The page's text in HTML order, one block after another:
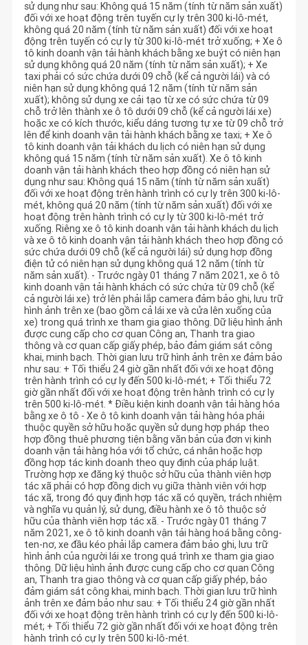
sử dụng như sau: Không quá 15 năm (tính từ năm sản xuất)
đối với xe hoạt động trên tuyến cự ly trên 300 ki-lô-mét,
không quá 20 năm (tính từ năm sản xuất) đối với xe hoạt
động trên tuyến có cự ly từ 300 ki-lô-mét trở xuống; + Xe ô
tô kinh doanh vận tải hành khách bằng xe buýt có niên hạn
sử dụng không quá 20 năm (tính từ năm sản xuất); + Xe
taxi phải có sức chứa dưới 09 chỗ (kể cả người lái) và có
niên hạn sử dụng không quá 12 năm (tính từ năm sản
xuất); không sử dụng xe cải tạo từ xe có sức chứa từ 09
chỗ trở lên thành xe ô tô dưới 09 chỗ (kể cả người lái xe)
hoặc xe có kích thước, kiểu dáng tương tự xe từ 09 chỗ trở
lên để kinh doanh vận tải hành khách bằng xe taxi; + Xe ô
tô kinh doanh vận tải khách du lịch có niên hạn sử dụng
không quá 15 năm (tính từ năm sản xuất). Xe ô tô kinh
doanh vận tải hành khách theo hợp đồng có niên hạn sử
dụng như sau: Không quá 15 năm (tính từ năm sản xuất)
đối với xe hoạt động trên hành trình có cự ly trên 300 ki-lô-
mét, không quá 20 năm (tính từ năm sản xuất) đối với xe
hoạt động trên hành trình có cự ly từ 300 ki-lô-mét trở
xuống. Riêng xe ô tô kinh doanh vận tải hành khách du lịch
và xe ô tô kinh doanh vận tải hành khách theo hợp đồng có
sức chứa dưới 09 chỗ (kể cả người lái) sử dụng hợp đồng
điện tử có niên hạn sử dụng không quá 12 năm (tính từ
năm sản xuất). - Trước ngày 01 tháng 7 năm 2021, xe ô tô
kinh doanh vận tải hành khách có sức chứa từ 09 chỗ (kể
cả người lái xe) trở lên phải lắp camera đảm bảo ghi, lưu trữ
hình ảnh trên xe (bao gồm cả lái xe và cửa lên xuống của
xe) trong quá trình xe tham gia giao thông. Dữ liệu hình ảnh
được cung cấp cho cơ quan Công an, Thanh tra giao
thông và cơ quan cấp giấy phép, bảo đảm giám sát công
khai, minh bạch. Thời gian lưu trữ hình ảnh trên xe đảm bảo
như sau: + Tối thiểu 24 giờ gần nhất đối với xe hoạt động
trên hành trình có cự ly đến 500 ki-lô-mét; + Tối thiểu 72
giờ gần nhất đối với xe hoạt động trên hành trình có cự ly
trên 500 ki-lô-mét. * Điều kiện kinh doanh vận tải hàng hóa
bằng xe ô tô - Xe ô tô kinh doanh vận tải hàng hóa phải
thuộc quyền sở hữu hoặc quyền sử dụng hợp pháp theo
hợp đồng thuê phương tiện bằng văn bản của đơn vị kinh
doanh vận tải hàng hóa với tổ chức, cá nhân hoặc hợp
đồng hợp tác kinh doanh theo quy định của pháp luật.
Trường hợp xe đăng ký thuộc sở hữu của thành viên hợp
tác xã phải có hợp đồng dịch vụ giữa thành viên với hợp
tác xã, trong đó quy định hợp tác xã có quyền, trách nhiệm
và nghĩa vụ quản lý, sử dụng, điều hành xe ô tô thuộc sở
hữu của thành viên hợp tác xã. - Trước ngày 01 tháng 7
năm 2021, xe ô tô kinh doanh vận tải hàng hoá bằng công-
ten-nơ, xe đầu kéo phải lắp camera đảm bảo ghi, lưu trữ
hình ảnh của người lái xe trong quá trình xe tham gia giao
thông. Dữ liệu hình ảnh được cung cấp cho cơ quan Công
an, Thanh tra giao thông và cơ quan cấp giấy phép, bảo
đảm giám sát công khai, minh bạch. Thời gian lưu trữ hình
ảnh trên xe đảm bảo như sau: + Tối thiểu 24 giờ gần nhất
đối với xe hoạt động trên hành trình có cự ly đến 500 ki-lô-
mét; + Tối thiểu 72 giờ gần nhất đối với xe hoạt động trên
hành trình có cự ly trên 500 ki-lô-mét.